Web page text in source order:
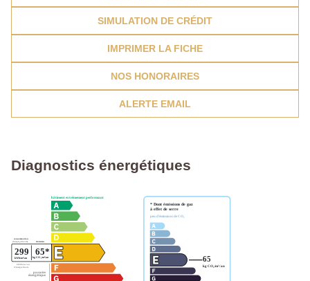
SIMULATION DE CRÉDIT
IMPRIMER LA FICHE
NOS HONORAIRES
ALERTE EMAIL
Diagnostics énergétiques